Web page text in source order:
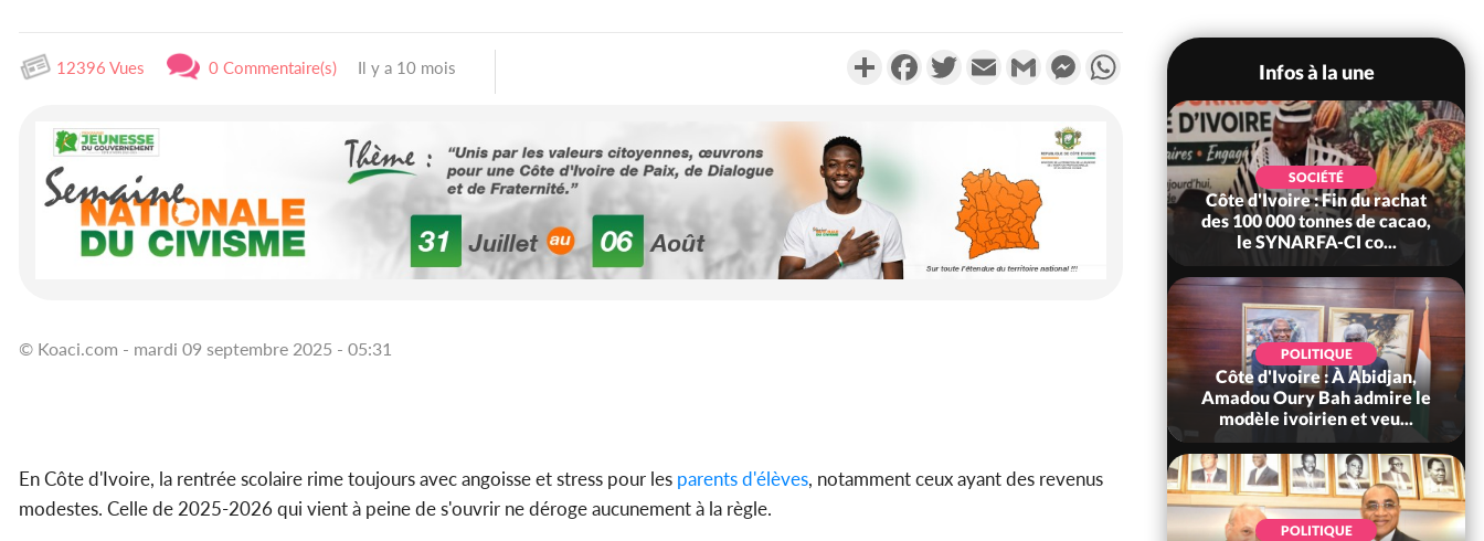
12396 Vues 0 Commentaire(s) Il y a 10 mois PartagerFacebookTwitterEmail Gmail MessengerWhatsApp
© Koaci.com - mardi 09 septembre 2025 - 05:31
En Côte d'Ivoire, la rentrée scolaire rime toujours avec angoisse et stress pour les parents d'élèves, notamment ceux ayant des revenus
modestes. Celle de 2025-2026 qui vient à peine de s'ouvrir ne déroge aucunement à la règle.
Infos à la une
POLITIQUE
Côte d'Ivoire : Fête nationale,
Alassane Ouattara accorde
la grâce à 4 661...
SOCIÉTÉ
Côte d'Ivoire : Fin du rachat
des 100 000 tonnes de cacao,
le SYNARFA-CI co...
POLITIQUE
Côte d'Ivoire : À Abidjan,
Amadou Oury Bah admire le
modèle ivoirien et veu...
POLITIQUE